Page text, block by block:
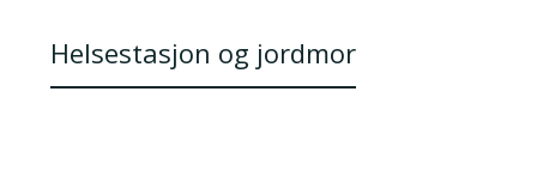
Helsestasjon og jordmor